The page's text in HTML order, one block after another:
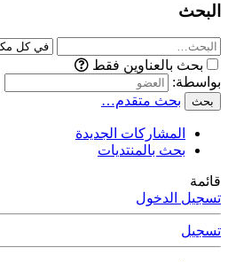
البحث
بحث بالعناوين فقط
بواسطة:
بحث بحث متقدم…
المشاركات الجديدة
بحث بالمنتديات
قائمة
تسجيل الدخول
تسجيل